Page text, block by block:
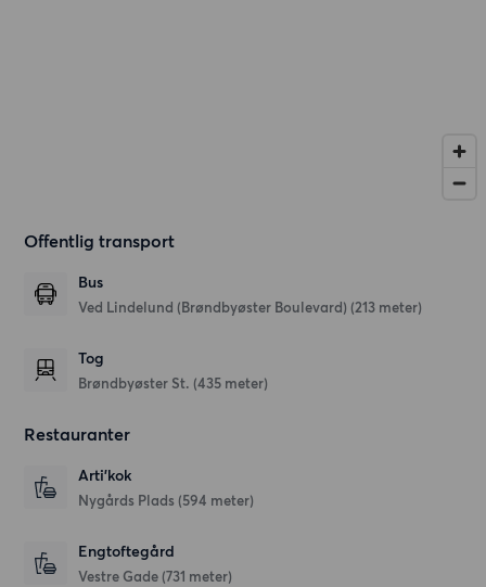
Offentlig transport
Bus
Ved Lindelund (Brøndbyøster Boulevard) (213 meter)
Tog
Brøndbyøster St. (435 meter)
Restauranter
Arti'kok
Nygårds Plads (594 meter)
Engtoftegård
Vestre Gade (731 meter)